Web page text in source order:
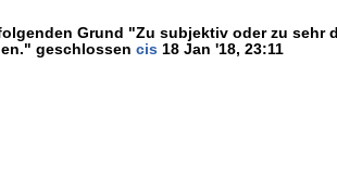
Grund "Zu subjektiv oder zu sehr
geschlossen cis 18 Jan '18, 23:11